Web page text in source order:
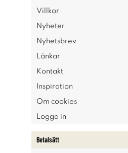
Villkor
Nyheter
Nyhetsbrev
Länkar
Kontakt
Inspiration
Om cookies
Logga in
Betalsätt